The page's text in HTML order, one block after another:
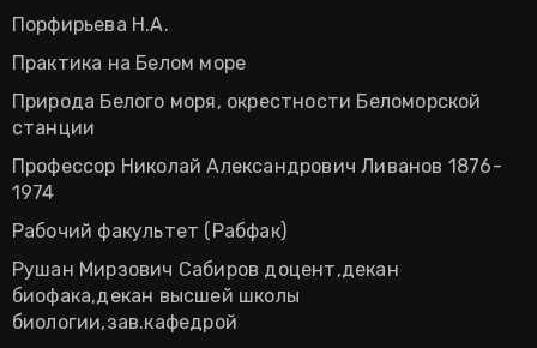
Порфирьева Н.А.
Практика на Белом море
Природа Белого моря, окрестности Беломорской
станции
Профессор Николай Александрович Ливанов 1876-
1974
Рабочий факультет (Рабфак)
Рушан Мирзович Сабиров доцент,декан
биофака,декан высшей школы
биологии,зав.кафедрой